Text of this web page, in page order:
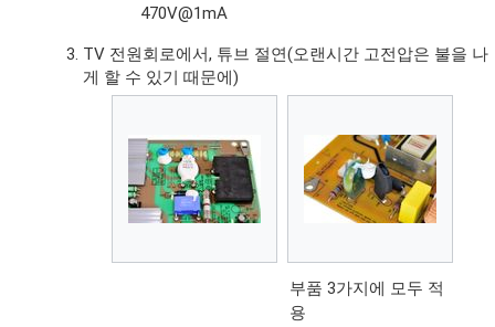
470V@1mA
TV 전원회로에서, 튜브 절연(오랜시간 고전압은 불을 나
게 할 수 있기 때문에)
부품 3가지에 모두 적
용